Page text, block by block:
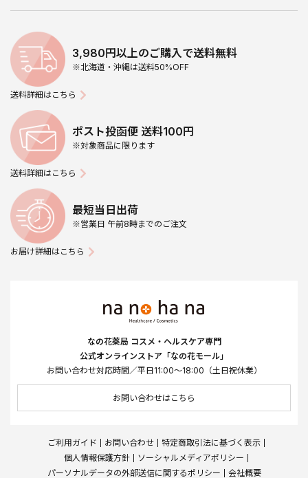
3,980円以上のご購入で送料無料
※北海道・沖縄は送料50%OFF
送料詳細はこちら
ポスト投函便 送料100円
※対象商品に限ります
送料詳細はこちら
最短当日出荷
※営業日 午前8時までのご注文
お届け詳細はこちら
なの花薬局 コスメ・ヘルスケア専門
公式オンラインストア「なの花モール」
お問い合わせ対応時間／平日11:00～18:00（土日祝休業）
お問い合わせはこちら
ご利用ガイド お問い合わせ
特定商取引法に基づく表示
個人情報保護方針
ソーシャルメディアポリシー
パーソナルデータの外部送信に関するポリシー
会社概要